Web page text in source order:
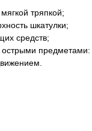
тряпкой;
шкатулки;
средств;
острыми